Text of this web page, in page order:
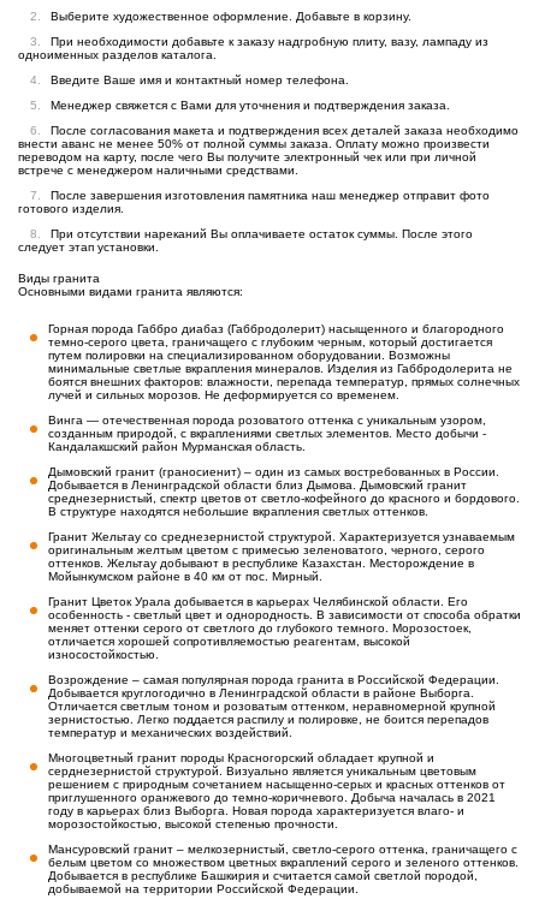
Выберите художественное оформление. Добавьте в корзину.
При необходимости добавьте к заказу надгробную плиту, вазу, лампаду из
одноименных разделов каталога.
Введите Ваше имя и контактный номер телефона.
Менеджер свяжется с Вами для уточнения и подтверждения заказа.
После согласования макета и подтверждения всех деталей заказа необходимо
внести аванс не менее 50% от полной суммы заказа. Оплату можно произвести
переводом на карту, после чего Вы получите электронный чек или при личной
встрече с менеджером наличными средствами.
После завершения изготовления памятника наш менеджер отправит фото
готового изделия.
При отсутствии нареканий Вы оплачиваете остаток суммы. После этого
следует этап установки.
Виды гранита
Основными видами гранита являются:
Горная порода Габбро диабаз (Габбродолерит) насыщенного и благородного
темно-серого цвета, граничащего с глубоким черным, который достигается
путем полировки на специализированном оборудовании. Возможны
минимальные светлые вкрапления минералов. Изделия из Габбродолерита не
боятся внешних факторов: влажности, перепада температур, прямых солнечных
лучей и сильных морозов. Не деформируется со временем.
Винга — отечественная порода розоватого оттенка с уникальным узором,
созданным природой, с вкраплениями светлых элементов. Место добычи -
Кандалакшский район Мурманская область.
Дымовский гранит (граносиенит) – один из самых востребованных в России.
Добывается в Ленинградской области близ Дымова. Дымовский гранит
среднезернистый, спектр цветов от светло-кофейного до красного и бордового.
В структуре находятся небольшие вкрапления светлых оттенков.
Гранит Жельтау со среднезернистой структурой. Характеризуется узнаваемым
оригинальным желтым цветом с примесью зеленоватого, черного, серого
оттенков. Жельтау добывают в республике Казахстан. Месторождение в
Мойынкумском районе в 40 км от пос. Мирный.
Гранит Цветок Урала добывается в карьерах Челябинской области. Его
особенность - светлый цвет и однородность. В зависимости от способа обратки
меняет оттенки серого от светлого до глубокого темного. Морозостоек,
отличается хорошей сопротивляемостью реагентам, высокой
износостойкостью.
Возрождение – самая популярная порода гранита в Российской Федерации.
Добывается круглогодично в Ленинградской области в районе Выборга.
Отличается светлым тоном и розоватым оттенком, неравномерной крупной
зернистостью. Легко поддается распилу и полировке, не боится перепадов
температур и механических воздействий.
Многоцветный гранит породы Красногорский обладает крупной и
серднезернистой структурой. Визуально является уникальным цветовым
решением с природным сочетанием насыщенно-серых и красных оттенков от
приглушенного оранжевого до темно-коричневого. Добыча началась в 2021
году в карьерах близ Выборга. Новая порода характеризуется влаго- и
морозостойкостью, высокой степенью прочности.
Мансуровский гранит – мелкозернистый, светло-серого оттенка, граничащего с
белым цветом со множеством цветных вкраплений серого и зеленого оттенков.
Добывается в республике Башкирия и считается самой светлой породой,
добываемой на территории Российской Федерации.